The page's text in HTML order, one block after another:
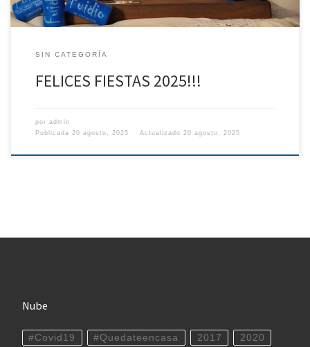
SIN CATEGORÍA
FELICES FIESTAS 2025!!!
por admin
Publicada 20 agosto, 2025 Actualizado 20 agosto, 2025
Nube
#Covid19 #Quedateencasa 2017 2020